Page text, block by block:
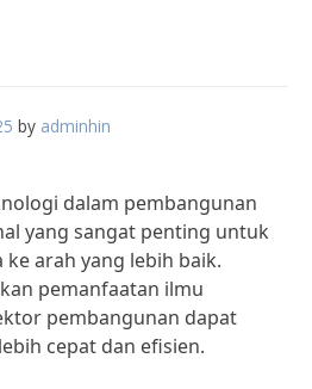
by adminhin
dalam pembangunan
yang sangat penting untuk
arah yang lebih baik.
pemanfaatan ilmu
pembangunan dapat
cepat dan efisien.